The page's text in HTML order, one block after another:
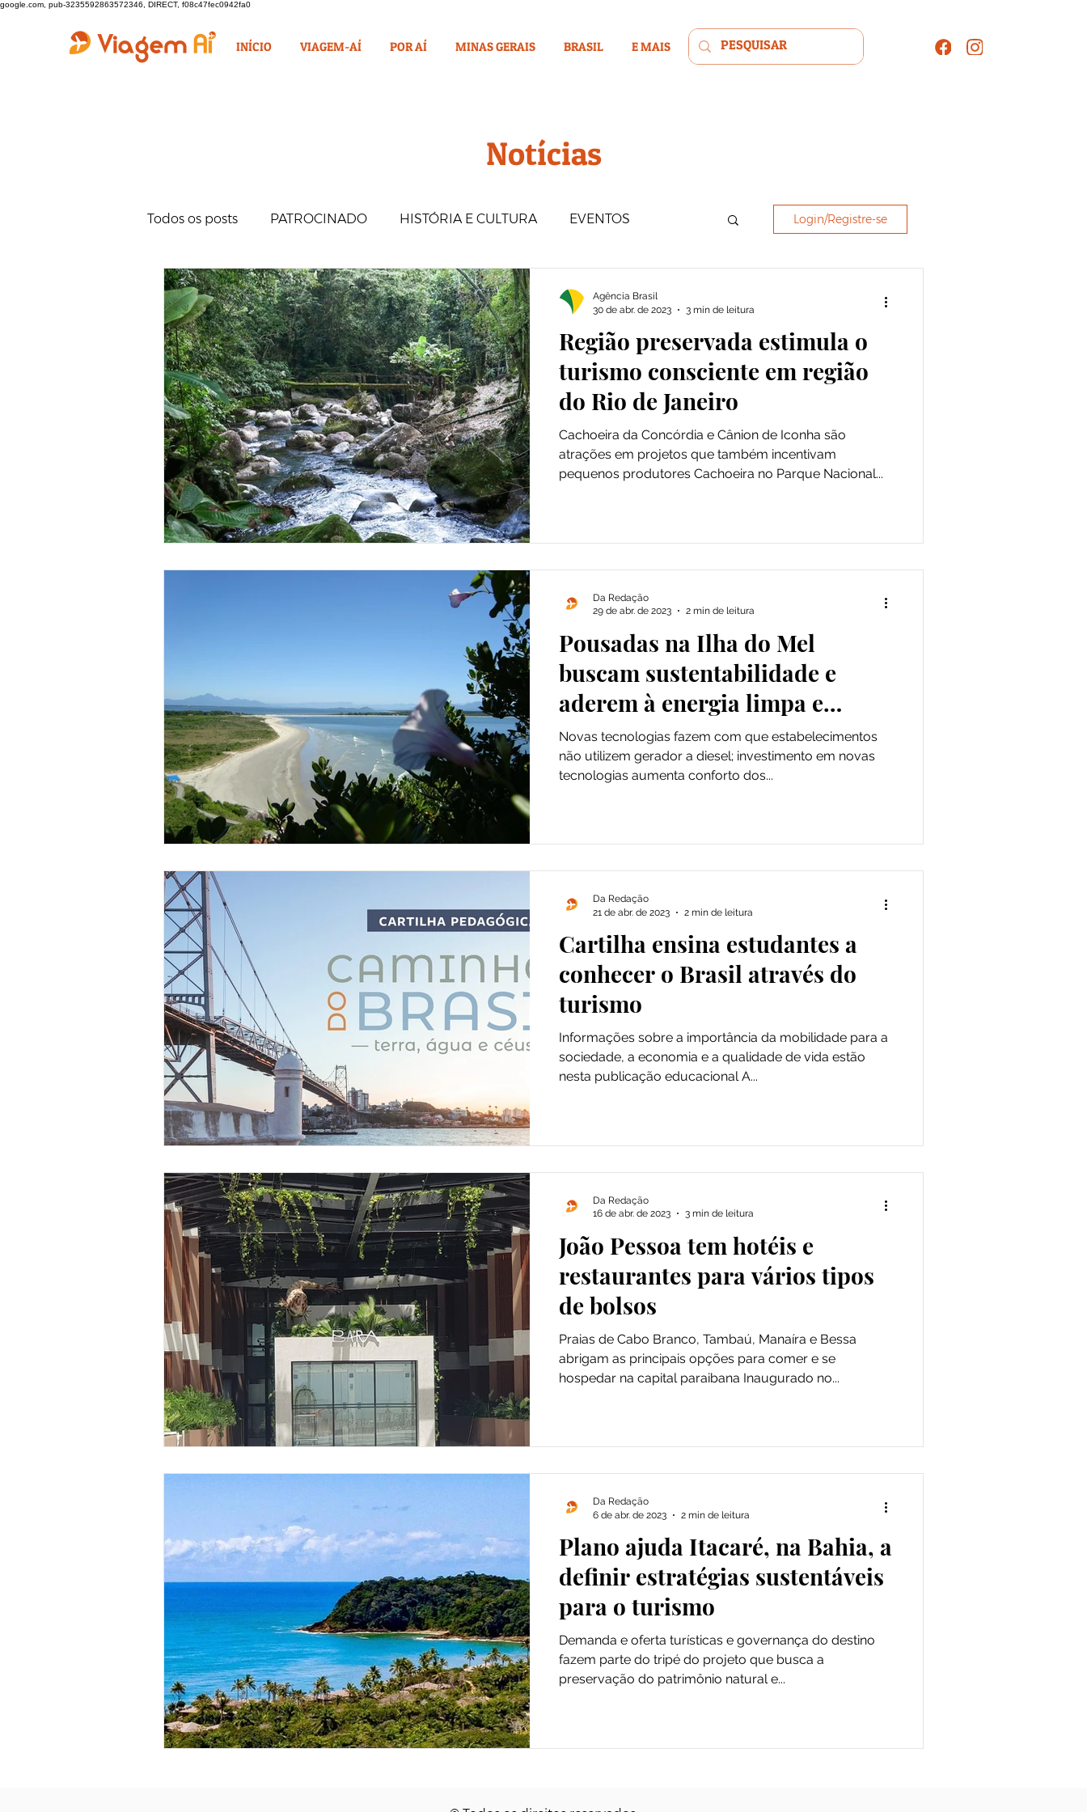
google.com, pub-3235592863572346, DIRECT, f08c47fec0942fa0
INÍCIO VIAGEM-AÍ POR AÍ MINAS GERAIS BRASIL E MAIS
Notícias
Todos os posts PATROCINADO HISTÓRIA E CULTURA EVENTOS
VINHOETC COMES E BEBES BRASIL MUNDO
NO AR MINAS GERAIS POR AÍ
Login/Registre-se
Região preservada estimula o
turismo consciente em região
do Rio de Janeiro
Cachoeira da Concórdia e Cânion de Iconha são
atrações em projetos que também incentivam
pequenos produtores Cachoeira no Parque Nacional...
Agência Brasil
30 de abr. de 2023
3 min de leitura
Pousadas na Ilha do Mel
buscam sustentabilidade e
aderem à energia limpa e
autônoma
Novas tecnologias fazem com que estabelecimentos
não utilizem gerador a diesel; investimento em novas
tecnologias aumenta conforto dos...
Da Redação
29 de abr. de 2023
2 min de leitura
Cartilha ensina estudantes a
conhecer o Brasil através do
turismo
Informações sobre a importância da mobilidade para a
sociedade, a economia e a qualidade de vida estão
nesta publicação educacional A...
Da Redação
21 de abr. de 2023
2 min de leitura
João Pessoa tem hotéis e
restaurantes para vários tipos
de bolsos
Praias de Cabo Branco, Tambaú, Manaíra e Bessa
abrigam as principais opções para comer e se
hospedar na capital paraibana Inaugurado no...
Da Redação
16 de abr. de 2023
3 min de leitura
Plano ajuda Itacaré, na Bahia, a
definir estratégias sustentáveis
para o turismo
Demanda e oferta turísticas e governança do destino
fazem parte do tripé do projeto que busca a
preservação do patrimônio natural e...
Da Redação
6 de abr. de 2023
2 min de leitura